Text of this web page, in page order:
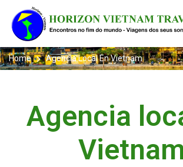
Home Agencia Local En Vietnam
Agencia